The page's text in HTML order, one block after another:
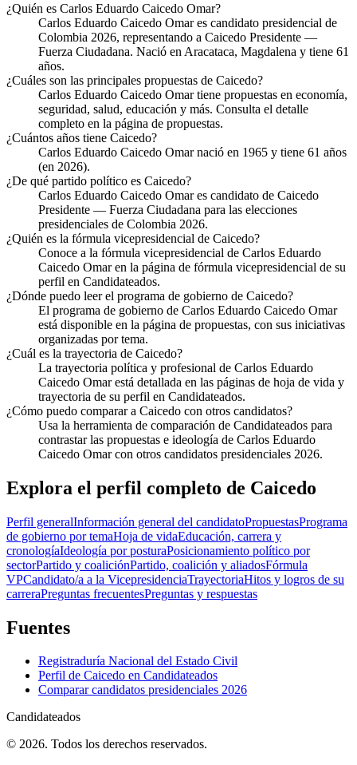
¿Quién es Carlos Eduardo Caicedo Omar?
Carlos Eduardo Caicedo Omar es candidato presidencial de
Colombia 2026, representando a Caicedo Presidente —
Fuerza Ciudadana. Nació en Aracataca, Magdalena y tiene 61
años.
¿Cuáles son las principales propuestas de Caicedo?
Carlos Eduardo Caicedo Omar tiene propuestas en economía,
seguridad, salud, educación y más. Consulta el detalle
completo en la página de propuestas.
¿Cuántos años tiene Caicedo?
Carlos Eduardo Caicedo Omar nació en 1965 y tiene 61 años
(en 2026).
¿De qué partido político es Caicedo?
Carlos Eduardo Caicedo Omar es candidato de Caicedo
Presidente — Fuerza Ciudadana para las elecciones
presidenciales de Colombia 2026.
¿Quién es la fórmula vicepresidencial de Caicedo?
Conoce a la fórmula vicepresidencial de Carlos Eduardo
Caicedo Omar en la página de fórmula vicepresidencial de su
perfil en Candidateados.
¿Dónde puedo leer el programa de gobierno de Caicedo?
El programa de gobierno de Carlos Eduardo Caicedo Omar
está disponible en la página de propuestas, con sus iniciativas
organizadas por tema.
¿Cuál es la trayectoria de Caicedo?
La trayectoria política y profesional de Carlos Eduardo
Caicedo Omar está detallada en las páginas de hoja de vida y
trayectoria de su perfil en Candidateados.
¿Cómo puedo comparar a Caicedo con otros candidatos?
Usa la herramienta de comparación de Candidateados para
contrastar las propuestas e ideología de Carlos Eduardo
Caicedo Omar con otros candidatos presidenciales 2026.
Explora el perfil completo de Caicedo
Perfil generalInformación general del candidatoPropuestasPrograma
de gobierno por temaHoja de vidaEducación, carrera y
cronologíaIdeología por posturaPosicionamiento político por
sectorPartido y coaliciónPartido, coalición y aliadosFórmula
VPCandidato/a a la VicepresidenciaTrayectoriaHitos y logros de su
carreraPreguntas frecuentesPreguntas y respuestas
Fuentes
Registraduría Nacional del Estado Civil
Perfil de Caicedo en Candidateados
Comparar candidatos presidenciales 2026
Candidateados
© 2026. Todos los derechos reservados.